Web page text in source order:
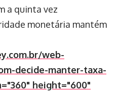
a quinta vez
monetária mantém
web-
decide-manter-taxa-
height="600"